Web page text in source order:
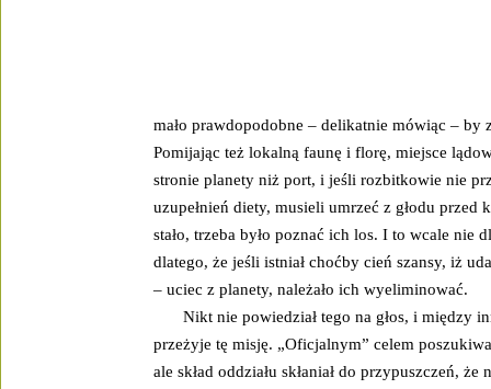
mało prawdopodobne – delikatnie mówiąc – by
Pomijając też lokalną faunę i florę, miejsce
stronie planety niż port, i jeśli rozbitkowie nie
uzupełnień diety, musieli umrzeć z głodu
stało, trzeba było poznać ich los. I to wcale nie
dlatego, że jeśli istniał choćby cień szansy, iż
– uciec z planety, należało ich wyeliminować.
Nikt nie powiedział tego na głos, i między
przeżyje tę misję. „Oficjalnym” celem
ale skład oddziału skłaniał do przypuszczeń,